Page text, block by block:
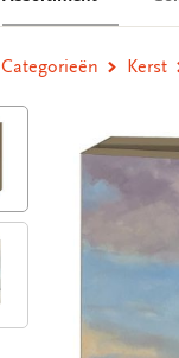
Categorieën Kerst